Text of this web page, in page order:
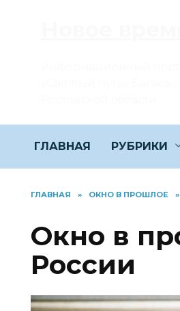
ГЛАВНАЯ РУБРИКИ
ГЛАВНАЯ » ОКНО В ПРОШЛОЕ »
Окно в
России